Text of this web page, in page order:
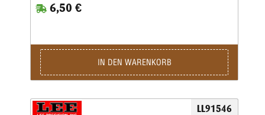
6,50 €
IN DEN WARENKORB
LL91546